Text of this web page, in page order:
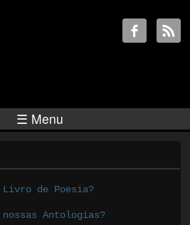
☰ Menu
de Poesia?
Antologias?